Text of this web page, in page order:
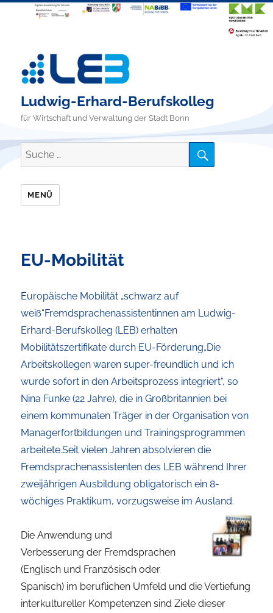
Ludwig-Erhard-Berufskolleg
für Wirtschaft und Verwaltung der Stadt Bonn
Suche
nach:
SUCHE
MENÜ
EU-Mobilität
Europäische Mobilität „schwarz auf
weiß“Fremdsprachenassistentinnen am Ludwig-
Erhard-Berufskolleg (LEB) erhalten
Mobilitätszertifikate durch EU-Förderung„Die
Arbeitskollegen waren super-freundlich und ich
wurde sofort in den Arbeitsprozess integriert“, so
Nina Funke (22 Jahre), die in Großbritannien bei
einem kommunalen Träger in der Organisation von
Managerfortbildungen und Trainingsprogrammen
arbeitete.Seit vielen Jahren absolvieren die
Fremdsprachenassistenten des LEB während Ihrer
zweijährigen Ausbildung obligatorisch ein 8-
wöchiges Praktikum, vorzugsweise im Ausland.
Die Anwendung und
Verbesserung der Fremdsprachen
(Englisch und Französisch oder
Spanisch) im beruflichen Umfeld und die Vertiefung
interkultureller Kompetenzen sind Ziele dieser